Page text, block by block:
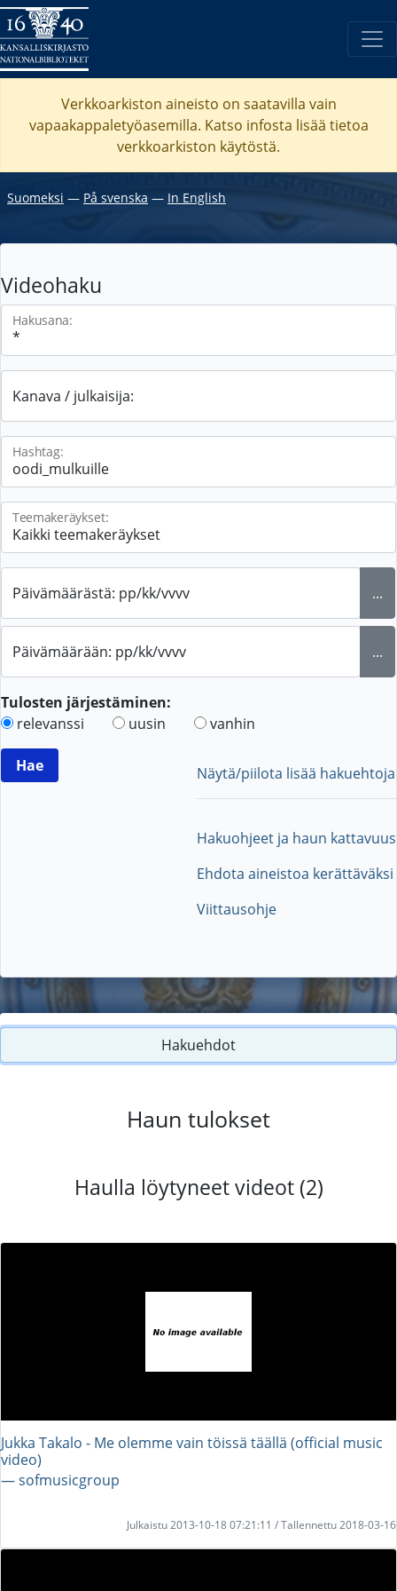
Verkkoarkiston aineisto on saatavilla vain
vapaakappaletyöasemilla. Katso infosta lisää tietoa
verkkoarkiston käytöstä.
Suomeksi ― På svenska ― In English
Videohaku
Hakusana:
Kanava / julkaisija:
Hashtag:
Teemakeräykset:
Päivämäärästä: pp/kk/vvvv ...
Päivämäärään: pp/kk/vvvv ...
Tulosten järjestäminen:
relevanssi
uusin vanhin
Näytä/piilota lisää hakuehtoja
Hakuohjeet ja haun kattavuus
Ehdota aineistoa kerättäväksi
Viittausohje
Hakuehdot
Haun tulokset
Haulla löytyneet videot (2)
Jukka Takalo - Me olemme vain töissä täällä (official music
video)
― sofmusicgroup
Julkaistu 2013-10-18 07:21:11 / Tallennettu 2018-03-16